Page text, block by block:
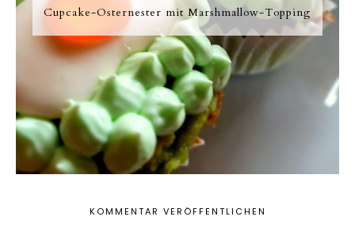
Cupcake-Osternester mit Marshmallow-Topping
KOMMENTAR VERÖFFENTLICHEN